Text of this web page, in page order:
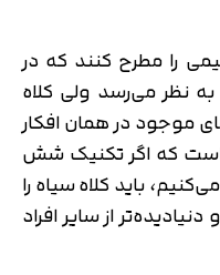
را مطرح کنند که در
نظر می‌رسد ولی کلاه
موجود در همان افکار
است که اگر تکنیک شش
باید کلاه سیاه را
از سایر افراد